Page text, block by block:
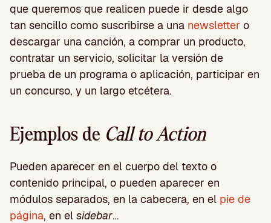
que queremos que realicen puede ir desde algo
tan sencillo como suscribirse a una newsletter o
descargar una canción, a comprar un producto,
contratar un servicio, solicitar la versión de
prueba de un programa o aplicación, participar en
un concurso, y un largo etcétera.
Ejemplos de Call to Action
Pueden aparecer en el cuerpo del texto o
contenido principal, o pueden aparecer en
módulos separados, en la cabecera, en el pie de
página, en el sidebar…